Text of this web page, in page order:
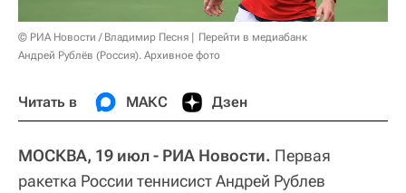
© РИА Новости / Владимир Песня
Перейти в медиабанк
Андрей Рублёв (Россия). Архивное фото
Читать в МАКС Дзен
МОСКВА, 19 июл - РИА Новости. Первая
ракетка России теннисист Андрей Рублев